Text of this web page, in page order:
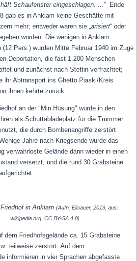
Schaufenster eingeschlagen. ..
.” Ende
gab es in Anklam keine Geschäfte mit
mehr; entweder waren sie „ arisiert“ oder
worden. Die wenigen in Anklam
(12 Pers.) wurden Mitte Februar 1940 im Zuge
Deportation, die fast 1.200 Menschen
und zunächst nach Stettin verfrachtet;
ihr Abtransport ins Ghetto Piaski/Kreis
ihnen kehrte zurück.
an der "Min Hüsung" wurde in den
als Schuttabladeplatz für die Trümmer
die durch Bombenangriffe zerstört
Jahre nach Kriegsende wurde das
verwahrloste Gelände dann wieder in einen
versetzt, und die rund 30 Grabsteine
in Anklam(Aufn. Elisauer, 2019, aus:
wikipedia.org, CC BY-SA 4.0)
dem Friedhofsgelände ca. 15 Grabsteine
teilweise zerstört. Auf dem
informieren in vier Sprachen abgefasste